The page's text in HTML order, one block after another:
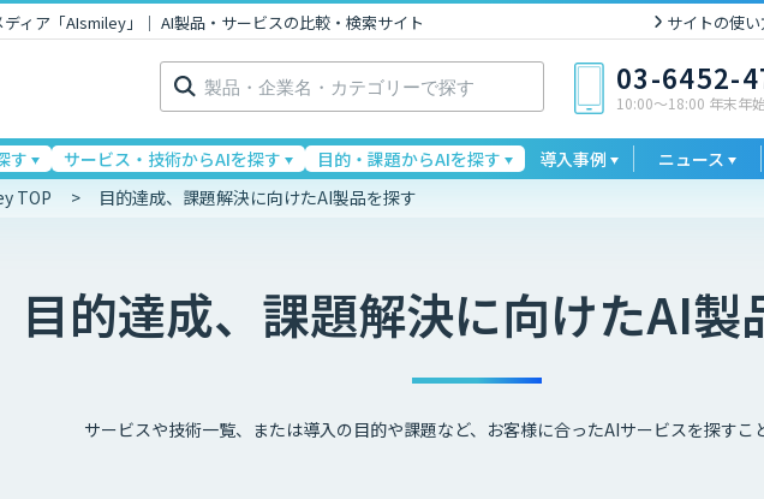
ィア「AIsmiley」｜ AI製品・サービスの比較・検索サイト サイトの使
検
索: 03-6452-
10:00〜18:00 年末年
す サービス・技術からAIを探す 目的・課題からAIを探す 導入事例 ニュース
TOP 目的達成、課題解決に向けたAI製品を探す
目的達成、課題解決に向けたAI製
サービスや技術一覧、または導入の目的や課題など、お客様に合ったAIサービスを探すこ